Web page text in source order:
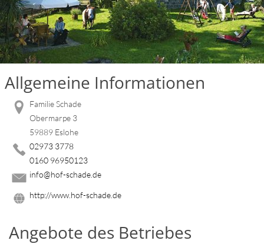
Allgemeine Informationen
Familie Schade
Obermarpe 3
59889 Eslohe
02973 3778
0160 96950123
info@hof-schade.de
http://www.hof-schade.de
Angebote des Betriebes